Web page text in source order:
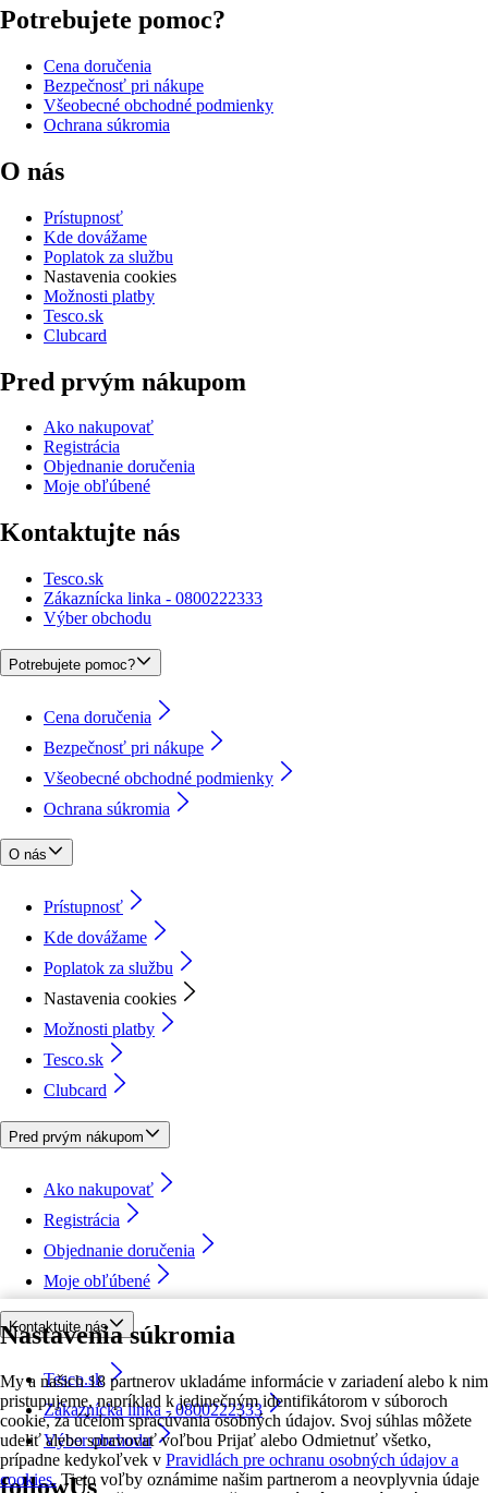
Nastavenia súkromia
My a našich 18 partnerov ukladáme informácie v zariadení alebo k nim
pristupujeme, napríklad k jedinečným identifikátorom v súboroch
cookie, za účelom spracúvania osobných údajov. Svoj súhlas môžete
udeliť alebo spravovať voľbou Prijať alebo Odmietnuť všetko,
prípadne kedykoľvek v Pravidlách pre ochranu osobných údajov a
cookies. Tieto voľby oznámime našim partnerom a neovplyvnia údaje
Potrebujete pomoc?
Cena doručenia
Bezpečnosť pri nákupe
Všeobecné obchodné podmienky
Ochrana súkromia
O nás
Prístupnosť
Kde dovážame
Poplatok za službu
Nastavenia cookies
Možnosti platby
Tesco.sk
Clubcard
Pred prvým nákupom
Ako nakupovať
Registrácia
Objednanie doručenia
Moje obľúbené
Kontaktujte nás
Tesco.sk
Zákaznícka linka - 0800222333
Výber obchodu
Potrebujete pomoc?
Cena doručenia
Bezpečnosť pri nákupe
Všeobecné obchodné podmienky
Ochrana súkromia
O nás
Prístupnosť
Kde dovážame
Poplatok za službu
Nastavenia cookies
Možnosti platby
Tesco.sk
Clubcard
Pred prvým nákupom
Ako nakupovať
Registrácia
Objednanie doručenia
Moje obľúbené
Kontaktujte nás
Tesco.sk
Zákaznícka linka - 0800222333
Výber obchodu
followUs